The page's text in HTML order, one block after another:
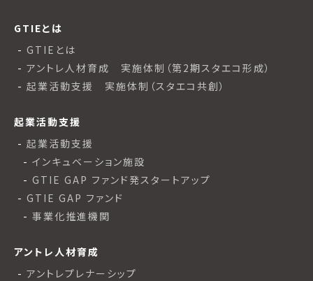
GTIEとは
GTIEとは
アントレ人材育成 実施体制（第2期スタエコ形成）
起業活動支援 実施体制（スタエコ共創）
起業活動支援
起業活動支援
インキュベーション施設
GTIE GAP ファンド発スタートアップ
GTIE GAP ファンド
事業化推進機関
アントレ人材育成
アントレプレナーシップ